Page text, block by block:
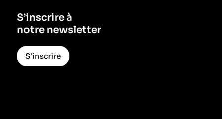
S’inscrire à
notre newsletter
S’inscrire